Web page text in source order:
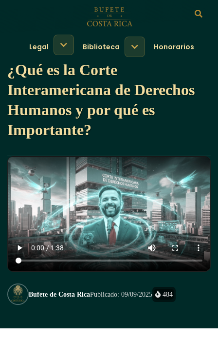
Legal Biblioteca Honorarios
¿Qué es la Corte
Interamericana de Derechos
Humanos y por qué es
Importante?
Bufete de Costa RicaPublicado: 09/09/2025 484